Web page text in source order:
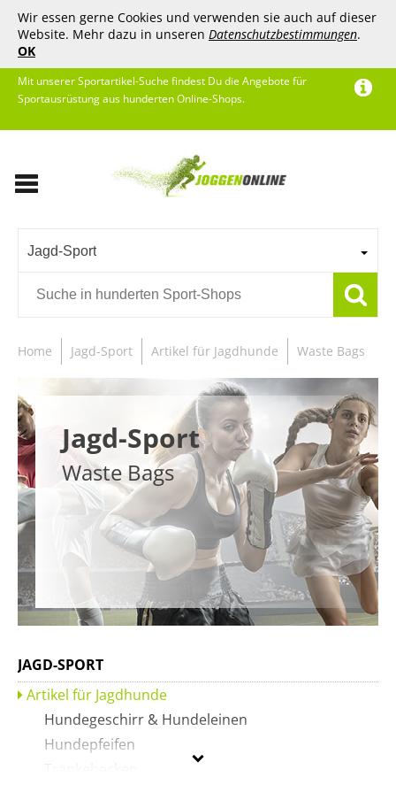
Wir essen gerne Cookies und verwenden sie auch auf dieser
Website. Mehr dazu in unseren Datenschutzbestimmungen.
OK
Mit unserer Sportartikel-Suche findest Du die Angebote für
Sportausrüstung aus hunderten Online-Shops.
Jagd-Sport
Home Jagd-Sport Artikel für Jagdhunde Waste Bags
Jagd-Sport
Waste Bags
JAGD-SPORT
Artikel für Jagdhunde
Hundegeschirr & Hundeleinen
Hundepfeifen